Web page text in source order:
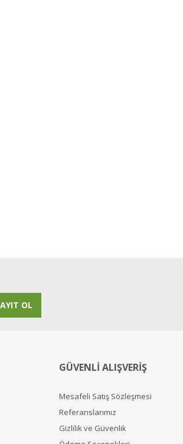
OL
GÜVENLİ ALIŞVERİŞ
Mesafeli Satış Sözleşmesi
Referanslarımız
Gizlilik ve Güvenlik